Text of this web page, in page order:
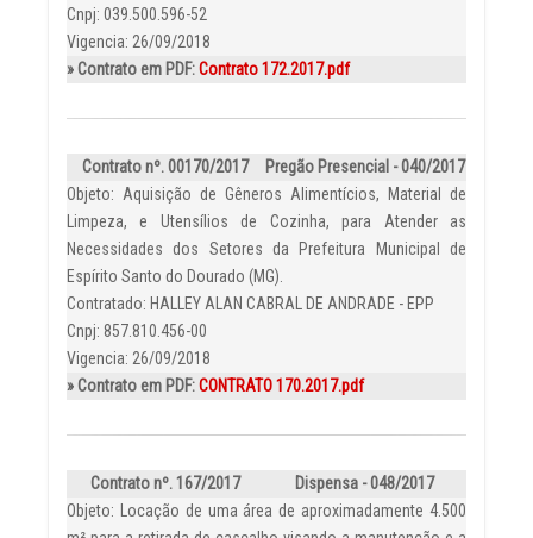
Cnpj: 039.500.596-52
Vigencia: 26/09/2018
» Contrato em PDF:Contrato 172.2017.pdf
Contrato nº. 00170/2017
Pregão Presencial - 040/2017
Objeto: Aquisição de Gêneros Alimentícios, Material de
Limpeza, e Utensílios de Cozinha, para Atender as
Necessidades dos Setores da Prefeitura Municipal de
Espírito Santo do Dourado (MG).
Contratado: HALLEY ALAN CABRAL DE ANDRADE - EPP
Cnpj: 857.810.456-00
Vigencia: 26/09/2018
» Contrato em PDF:CONTRATO 170.2017.pdf
Contrato nº. 167/2017
Dispensa - 048/2017
Objeto: Locação de uma área de aproximadamente 4.500